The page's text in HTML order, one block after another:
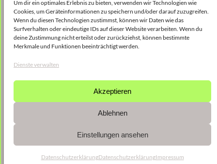
Um dir ein optimales Erlebnis zu bieten, verwenden wir Technologien wie
Cookies, um Geräteinformationen zu speichern und/oder darauf zuzugreifen.
Wenn du diesen Technologien zustimmst, können wir Daten wie das
Surfverhalten oder eindeutige IDs auf dieser Website verarbeiten. Wenn du
deine Zustimmung nicht erteilst oder zurückziehst, können bestimmte
Merkmale und Funktionen beeinträchtigt werden.
Dienste verwalten
Akzeptieren
Ablehnen
Einstellungen ansehen
DatenschutzerklärungDatenschutzerklärungImpressum
Veröffentlicht 30. Oktober 2024 in